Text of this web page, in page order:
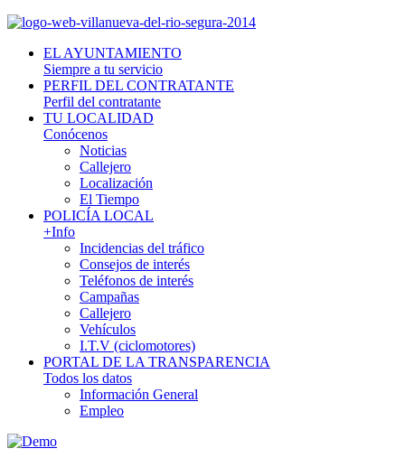
EL AYUNTAMIENTO
Siempre a tu servicio
PERFIL DEL CONTRATANTE
Perfil del contratante
TU LOCALIDAD
Conócenos
Noticias
Callejero
Localización
El Tiempo
POLICÍA LOCAL
+Info
Incidencias del tráfico
Consejos de interés
Teléfonos de interés
Campañas
Callejero
Vehículos
I.T.V (ciclomotores)
PORTAL DE LA TRANSPARENCIA
Todos los datos
Información General
Empleo